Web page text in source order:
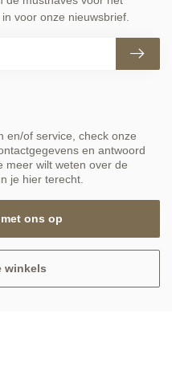
en/of service, check onze
en antwoord
meer wilt weten over de
je hier terecht.
ons op
winkels
voor onze nieuwsbrief.